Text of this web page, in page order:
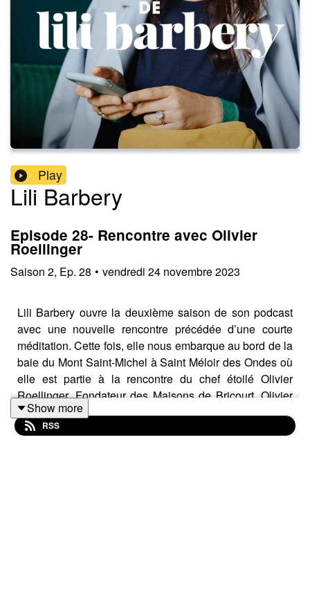
Play
Lili Barbery
Episode 28- Rencontre avec Olivier
Roellinger
Saison 2, Ep. 28 • vendredi 24 novembre 2023
Lili Barbery ouvre la deuxième saison de son podcast
avec une nouvelle rencontre précédée d’une courte
méditation. Cette fois, elle nous embarque au bord de la
baie du Mont Saint-Michel à Saint Méloir des Ondes où
elle est partie à la rencontre du chef étoilé Olivier
Roellinger. Fondateur des Maisons de Bricourt, Olivier
ne se tient plus derrière les fourneaux. Il dédie
désormais son temps à militer pour un droit inaliénable
Show more
RSS